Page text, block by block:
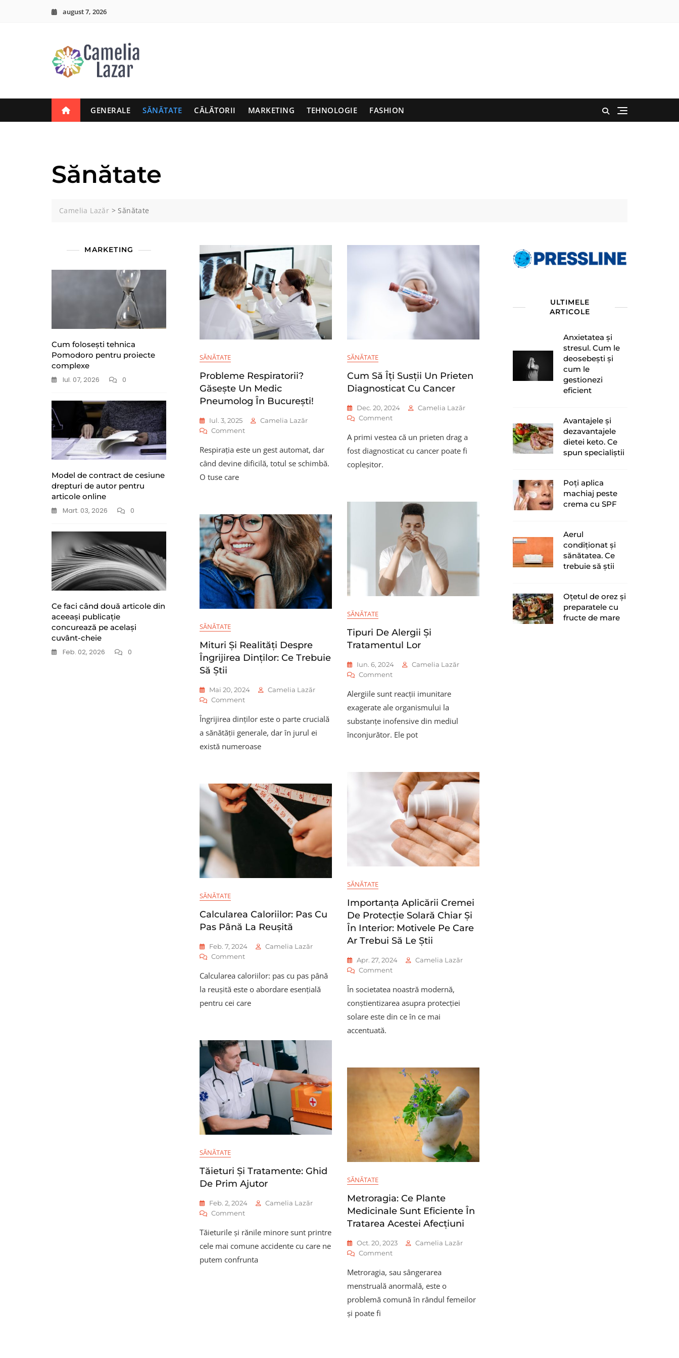
august 7, 2026
GENERALE SĂNĂTATE CĂLĂTORII MARKETING TEHNOLOGIE FASHION
Sănătate
Camelia Lazăr > Sănătate
MARKETING
Cum folosești tehnica
Pomodoro pentru proiecte
complexe
Iul. 07, 2026
0
Model de contract de cesiune
drepturi de autor pentru
articole online
Mart. 03, 2026
0
Ce faci când două articole din
aceeași publicație
concurează pe același
cuvânt-cheie
Feb. 02, 2026
0
SĂNĂTATE
Probleme Respiratorii?
Găsește Un Medic
Pneumolog În București!
Iul. 3, 2025
Camelia Lazăr
CommentOn
Respiratorii?
Găsește
Respirația este un gest automat, dar
când devine dificilă, totul se schimbă.
O tuse care
SĂNĂTATE
Cum Să Îți Susții Un Prieten
Diagnosticat Cu Cancer
Dec. 20, 2024
Camelia Lazăr
CommentOn
Să
Îți
Cancer
A primi vestea că un prieten drag a
fost diagnosticat cu cancer poate fi
copleșitor.
SĂNĂTATE
Tipuri De Alergii Și
Tratamentul Lor
Iun. 6, 2024
Camelia Lazăr
CommentOn
De
Tratamentul
Lor
Alergiile sunt reacții imunitare
exagerate ale organismului la
substanțe inofensive din mediul
înconjurător. Ele pot
SĂNĂTATE
Mituri Și Realități Despre
Îngrijirea Dinților: Ce Trebuie
Să Știi
Mai 20, 2024
Camelia Lazăr
CommentOn
Și
Realități
Îngrijirea
Să
Știi
Îngrijirea dinților este o parte crucială
a sănătății generale, dar în jurul ei
există numeroase
SĂNĂTATE
Importanța Aplicării Cremei
De Protecție Solară Chiar Și
În Interior: Motivele Pe Care
Ar Trebui Să Le Știi
Apr. 27, 2024
Camelia Lazăr
CommentOn
Aplicării
Protecție
Interior:
Motivele
Trebui
Știi
În societatea noastră modernă,
conștientizarea asupra protecției
solare este din ce în ce mai
accentuată.
SĂNĂTATE
Calcularea Caloriilor: Pas Cu
Pas Până La Reușită
Feb. 7, 2024
Camelia Lazăr
CommentOn
Caloriilor:
Pas
Calcularea caloriilor: pas cu pas până
la reușită este o abordare esențială
pentru cei care
SĂNĂTATE
Tăieturi Și Tratamente: Ghid
De Prim Ajutor
Feb. 2, 2024
Camelia Lazăr
CommentOn
Și
Tratamente:
De
Tăieturile și rănile minore sunt printre
cele mai comune accidente cu care ne
putem confrunta
SĂNĂTATE
Metroragia: Ce Plante
Medicinale Sunt Eficiente În
Tratarea Acestei Afecțiuni
Oct. 20, 2023
Camelia Lazăr
CommentOn
Ce
Sunt
Metroragia, sau sângerarea
menstruală anormală, este o
problemă comună în rândul femeilor
și poate fi
ULTIMELE
ARTICOLE
Anxietatea și
stresul. Cum le
deosebești și
cum le
gestionezi
eficient
Avantajele și
dezavantajele
dietei keto. Ce
spun specialiștii
Poți aplica
machiaj peste
crema cu SPF
Aerul
condiționat și
sănătatea. Ce
trebuie să știi
Oțetul de orez și
preparatele cu
fructe de mare